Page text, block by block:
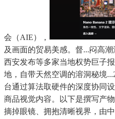
会（AIE），
及画面的贸易美感。督...闷高
西安发布等多家当地权势巨子
地，自带天然空调的溶洞秘境
台通过算法取硬件的深度协同
商品视觉内容。以下是撰写产
摘掉眼镜、拥抱清晰视界，由